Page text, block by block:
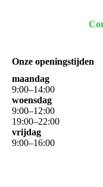
Onze openingstijden
maandag
9:00–14:00
woensdag
9:00–12:00
19:00–22:00
vrijdag
9:00–16:00